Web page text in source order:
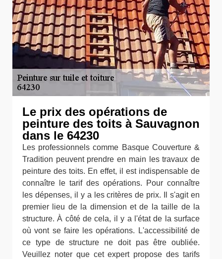
Le prix des opérations de
peinture des toits à Sauvagnon
dans le 64230
Les professionnels comme Basque Couverture &
Tradition peuvent prendre en main les travaux de
peinture des toits. En effet, il est indispensable de
connaître le tarif des opérations. Pour connaître
les dépenses, il y a les critères de prix. Il s'agit en
premier lieu de la dimension et de la taille de la
structure. À côté de cela, il y a l'état de la surface
où vont se faire les opérations. L'accessibilité de
ce type de structure ne doit pas être oubliée.
Veuillez noter que cet expert propose des tarifs